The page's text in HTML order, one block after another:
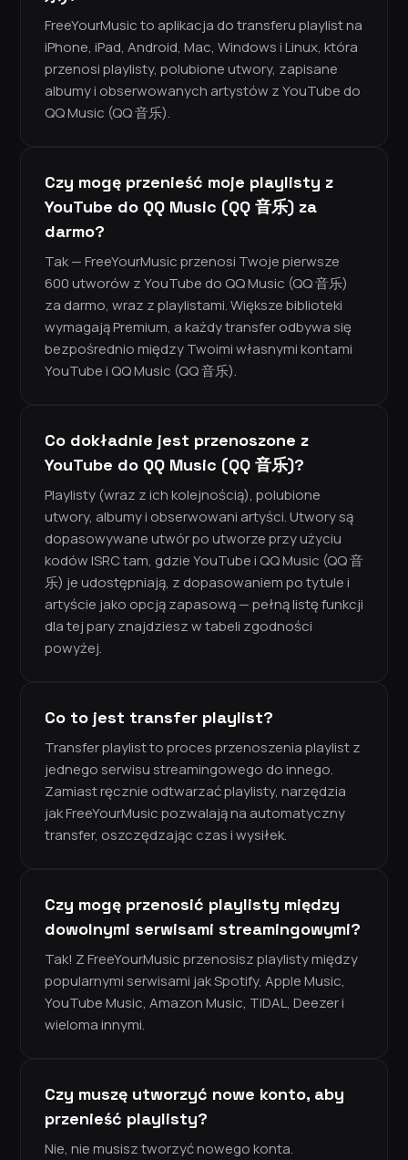
FreeYourMusic to aplikacja do transferu playlist na
iPhone, iPad, Android, Mac, Windows i Linux, która
przenosi playlisty, polubione utwory, zapisane
albumy i obserwowanych artystów z YouTube do
QQ Music (QQ 音乐).
Czy mogę przenieść moje playlisty z
YouTube do QQ Music (QQ 音乐) za
darmo?
Tak — FreeYourMusic przenosi Twoje pierwsze
600 utworów z YouTube do QQ Music (QQ 音乐)
za darmo, wraz z playlistami. Większe biblioteki
wymagają Premium, a każdy transfer odbywa się
bezpośrednio między Twoimi własnymi kontami
YouTube i QQ Music (QQ 音乐).
Co dokładnie jest przenoszone z
YouTube do QQ Music (QQ 音乐)?
Playlisty (wraz z ich kolejnością), polubione
utwory, albumy i obserwowani artyści. Utwory są
dopasowywane utwór po utworze przy użyciu
kodów ISRC tam, gdzie YouTube i QQ Music (QQ 音
乐) je udostępniają, z dopasowaniem po tytule i
artyście jako opcją zapasową — pełną listę funkcji
dla tej pary znajdziesz w tabeli zgodności
powyżej.
Co to jest transfer playlist?
Transfer playlist to proces przenoszenia playlist z
jednego serwisu streamingowego do innego.
Zamiast ręcznie odtwarzać playlisty, narzędzia
jak FreeYourMusic pozwalają na automatyczny
transfer, oszczędzając czas i wysiłek.
Czy mogę przenosić playlisty między
dowolnymi serwisami streamingowymi?
Tak! Z FreeYourMusic przenosisz playlisty między
popularnymi serwisami jak Spotify, Apple Music,
YouTube Music, Amazon Music, TIDAL, Deezer i
wieloma innymi.
Czy muszę utworzyć nowe konto, aby
przenieść playlisty?
Nie, nie musisz tworzyć nowego konta.